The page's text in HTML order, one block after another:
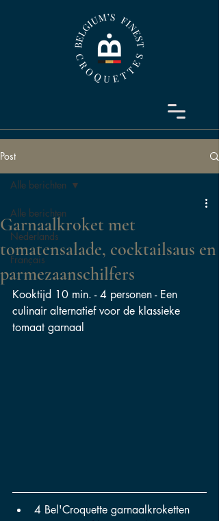
Post
Alle berichten
Nederlands
Français
Alle berichten
Garnaalkroket met
tomatensalade, cocktailsaus en
parmezaanschilfers
Kooktijd 10 min. - 4 personen - Een
culinair alternatief voor de klassieke
tomaat garnaal
4 Bel'Croquette garnaalkroketten